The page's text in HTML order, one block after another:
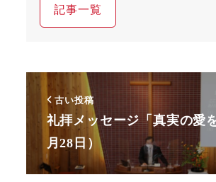
記事一覧
古い投稿
礼拝メッセージ「真実の愛
月28日）